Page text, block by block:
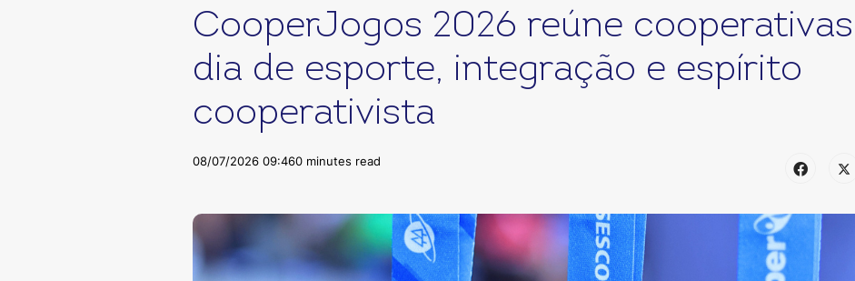
CooperJogos 2026 reúne
dia de esporte, integração e espírito
cooperativista
08/07/2026 09:460 minutes read